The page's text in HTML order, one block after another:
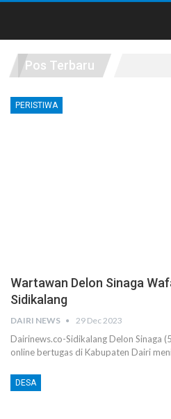
Pos Terbaru
PERISTIWA
Wartawan Delon Sinaga
Sidikalang
DAIRI NEWS 29 Dec 2023
Dairinews.co-Sidikalang Delon Sinaga
online bertugas di Kabupaten Dairi
DESA